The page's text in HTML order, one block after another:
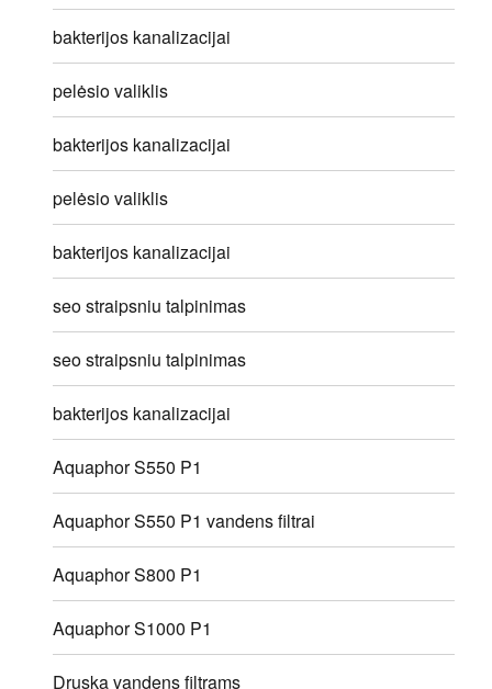
bakterijos kanalizacijai
pelėsio valiklis
bakterijos kanalizacijai
pelėsio valiklis
bakterijos kanalizacijai
seo straipsniu talpinimas
seo straipsniu talpinimas
bakterijos kanalizacijai
Aquaphor S550 P1
Aquaphor S550 P1 vandens filtrai
Aquaphor S800 P1
Aquaphor S1000 P1
Druska vandens filtrams